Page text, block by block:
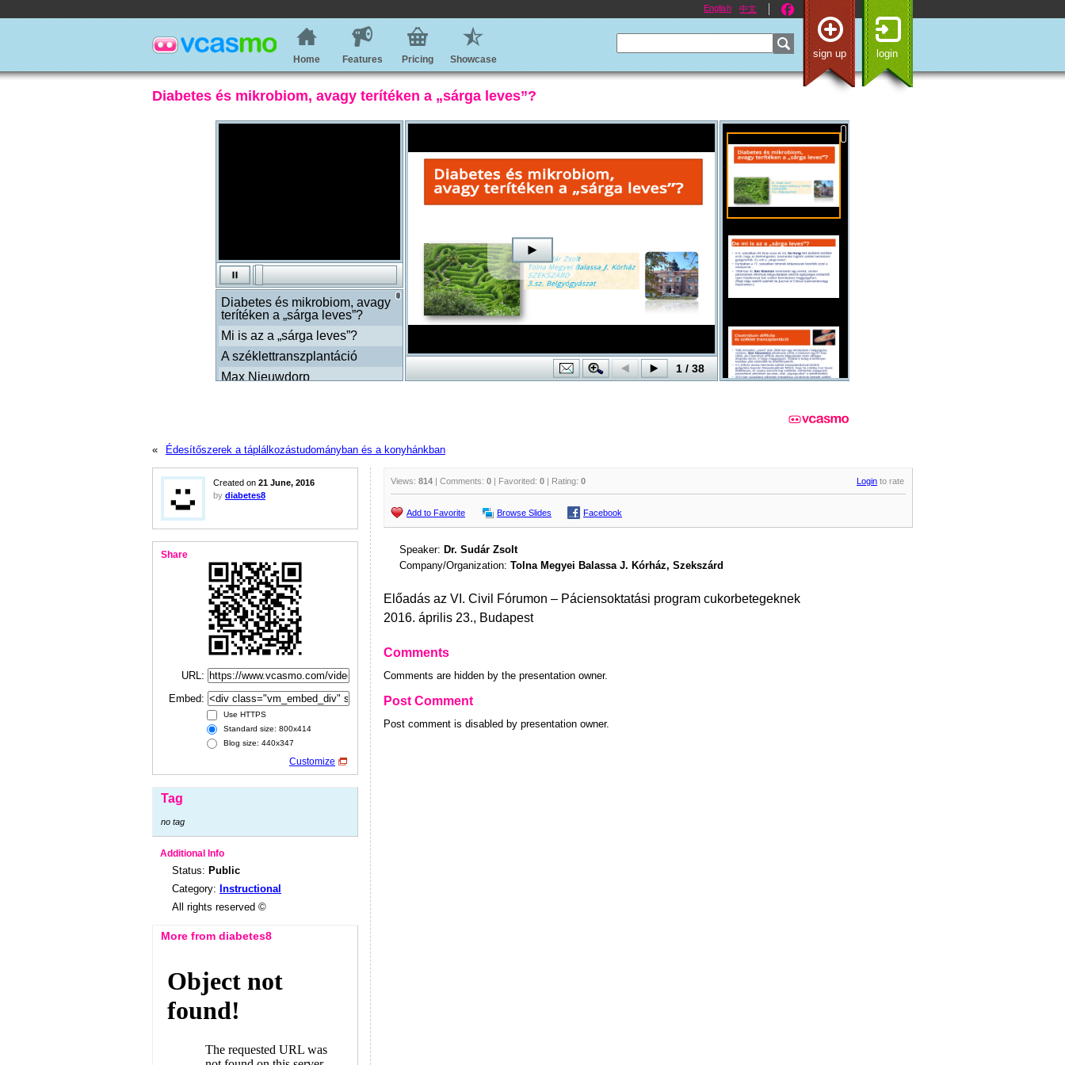
English 中文
sign up login
Home Features Pricing Showcase
Diabetes és mikrobiom, avagy terítéken a „sárga leves”?
« Édesítőszerek a táplálkozástudományban és a konyhánkban
Created on 21 June, 2016
by diabetes8
Share
URL:
Embed:
Use HTTPS
Standard size: 800x414
Blog size: 440x347
Customize
Tag
no tag
Additional Info
Status: Public
Category: Instructional
All rights reserved ©
More from diabetes8
Views: 814 | Comments: 0 | Favorited: 0 | Rating: 0 Login to rate
Add to Favorite Browse Slides Facebook
Speaker: Dr. Sudár Zsolt
Company/Organization: Tolna Megyei Balassa J. Kórház, Szekszárd
Előadás az VI. Civil Fórumon – Páciensoktatási program cukorbetegeknek
2016. április 23., Budapest
Comments
Comments are hidden by the presentation owner.
Post Comment
Post comment is disabled by presentation owner.